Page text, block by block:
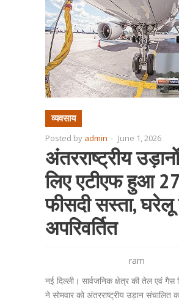
व्यवसाय
Posted by admin - June 1, 2026
अंतरराष्ट्रीय
लिए एटीएफ हुआ 27
फीसदी सस्ता, घरेलू
अपरिवर्तित
ram
नई दिल्ली। सार्वजनिक क्षेत्र की तेल एवं गैस
ने सोमवार को अंतरराष्ट्रीय उड़ान संचालित